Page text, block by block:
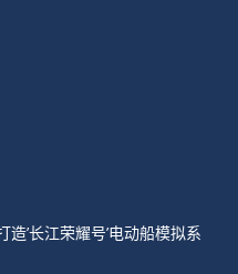
’长江荣耀号’电动船模拟系